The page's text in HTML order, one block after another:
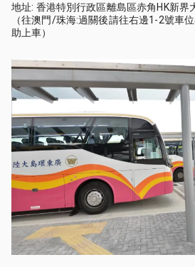
地址: 香港特別行政區離島區赤角HK新界
（往澳門/珠海:過關後請往右邊1-2號車
助上車）